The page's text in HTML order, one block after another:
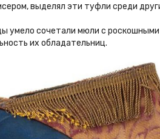
выделял эти туфли среди
умело сочетали мюли с
их обладательниц.